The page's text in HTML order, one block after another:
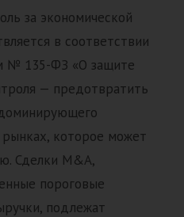
за экономической
в соответствии
№ 135-ФЗ «О защите
— предотвратить
которое может
Сделки M&A,
пороговые
подлежат